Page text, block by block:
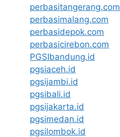
perbasitangerang.com
perbasimalang.com
perbasidepok.com
perbasicirebon.com
PGSIbandung.id
pgsiaceh.id
pgsijambi.id
pgsibali.id
pgsijakarta.id
pgsimedan.id
pgsilombok.id